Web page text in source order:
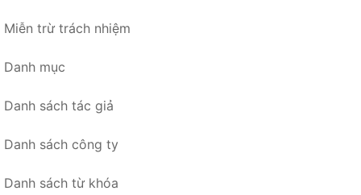
Miễn trừ trách nhiệm
Danh mục
Danh sách tác giả
Danh sách công ty
Danh sách từ khóa